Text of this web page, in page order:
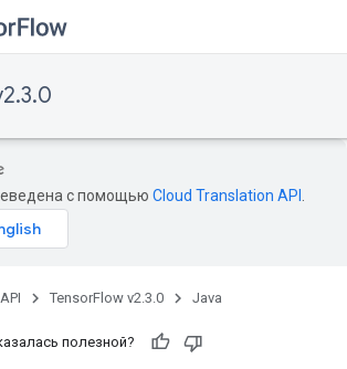
с помощью Cloud Translation API
TensorFlow v2.3.0 Java
полезной?